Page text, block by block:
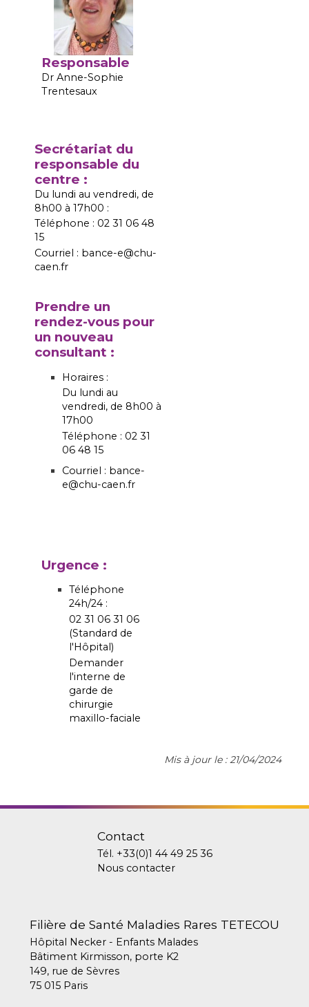
Responsable
Dr Anne-Sophie
Trentesaux
Secrétariat du
responsable du
centre :
Du lundi au vendredi, de
8h00 à 17h00 :
Téléphone : 02 31 06 48
15
Courriel : bance-e@chu-
caen.fr
Prendre un
rendez-vous pour
un nouveau
consultant :
Horaires :
Du lundi au
vendredi, de 8h00 à
17h00
Téléphone : 02 31
06 48 15
Courriel : bance-
e@chu-caen.fr
Urgence :
Téléphone
24h/24 :
02 31 06 31 06
(Standard de
l'Hôpital)
Demander
l'interne de
garde de
chirurgie
maxillo-faciale
Mis à jour le : 21/04/2024
Contact
Tél. +33(0)1 44 49 25 36
Nous contacter
Filière de Santé Maladies Rares TETECOU
Hôpital Necker - Enfants Malades
Bâtiment Kirmisson, porte K2
149, rue de Sèvres
75 015 Paris